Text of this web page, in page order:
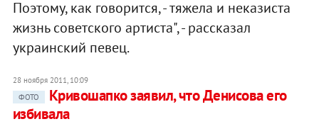
Поэтому, как говорится, - тяжела и неказиста
жизнь советского артиста", - рассказал
украинский певец.
28 ноября 2011, 10:09
ФОТО
Кривошапко заявил, что Денисова его
избивала